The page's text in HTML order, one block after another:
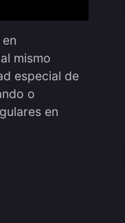
mismo
especial de
o
en